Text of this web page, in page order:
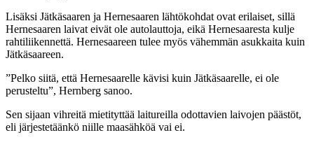
Lisäksi Jätkäsaaren ja Hernesaaren lähtökohdat ovat erilaiset, sillä
Hernesaaren laivat eivät ole autolauttoja, eikä Hernesaaresta kulje
rahtiliikennettä. Hernesaareen tulee myös vähemmän asukkaita kuin
Jätkäsaareen.
”Pelko siitä, että Hernesaarelle kävisi kuin Jätkäsaarelle, ei ole
perusteltu”, Hernberg sanoo.
Sen sijaan vihreitä mietityttää laitureilla odottavien laivojen päästöt,
eli järjestetäänkö niille maasähköä vai ei.